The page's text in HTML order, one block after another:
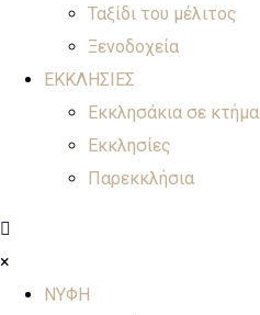
Ταξίδι του μέλιτος
Ξενοδοχεία
ΕΚΚΛΗΣΙΕΣ
Εκκλησάκια σε κτήμα
Εκκλησίες
Παρεκκλήσια
×
ΝΥΦΗ